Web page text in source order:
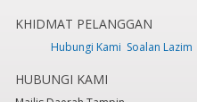
KHIDMAT PELANGGAN
Hubungi Kami Soalan Lazim
HUBUNGI KAMI